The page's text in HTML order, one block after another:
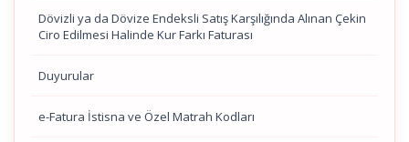
Dövizli ya da Dövize Endeksli Satış Karşılığında Alınan Çekin
Ciro Edilmesi Halinde Kur Farkı Faturası
Duyurular
e-Fatura İstisna ve Özel Matrah Kodları